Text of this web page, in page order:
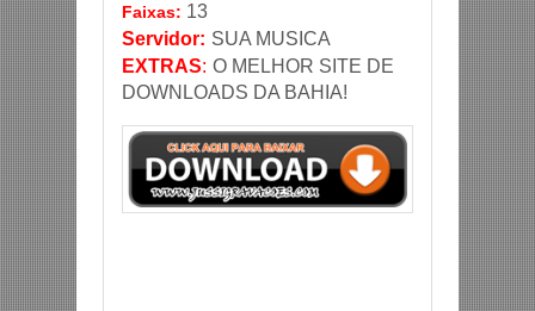
Faixas: 13
Servidor: SUA MUSICA
EXTRAS: O MELHOR SITE DE
DOWNLOADS DA BAHIA!